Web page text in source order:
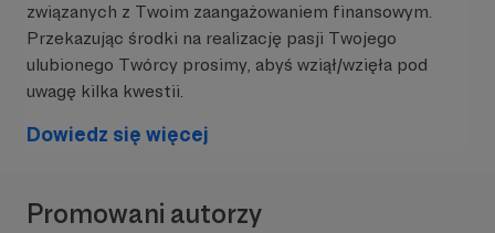
związanych z Twoim zaangażowaniem finansowym.
Przekazując środki na realizację pasji Twojego
ulubionego Twórcy prosimy, abyś wziął/wzięła pod
uwagę kilka kwestii.
Dowiedz się więcej
Promowani autorzy